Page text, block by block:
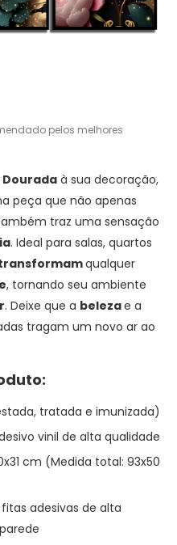
pelos melhores
Douradaà sua decoração,
peça que não apenas
traz uma sensação
. Ideal para salas, quartos
qualquer
, tornando seu ambiente
. Deixe que a belezae a
tragam um novo ar ao
tratada e imunizada)
vinil de alta qualidade
cm (Medida total: 93x50
adesivas de alta